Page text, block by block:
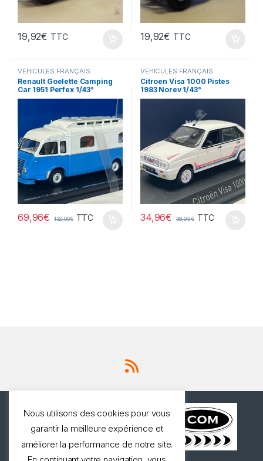
19,92€ TTC 19,92€ TTC
VÉHICULES FRANÇAIS
(voitures,camions...)
Renault Goelette Camping
Car 1951 Perfex 1/43°
69,96€ 132,00€ TTC
VÉHICULES FRANÇAIS
(voitures,camions...)
Citroen Visa 1000 Pistes
1983 Norev 1/43°
34,96€ 38,95€ TTC
Nous utilisons des cookies pour vous
garantir la meilleure expérience et
améliorer la performance de notre site.